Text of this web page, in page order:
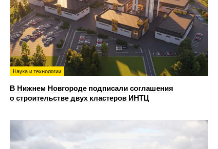
Наука и технологии
В Нижнем Новгороде подписали соглашения
о строительстве двух кластеров ИНТЦ